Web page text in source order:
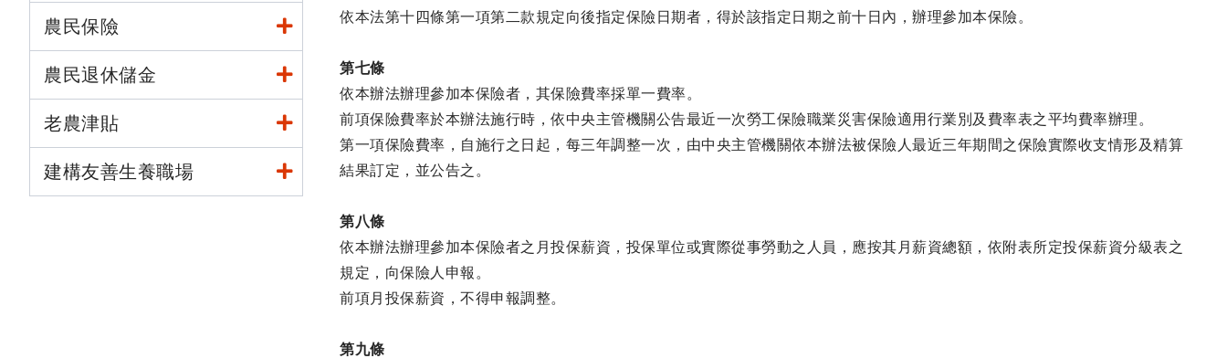
農民保險
農民退休儲金
老農津貼
建構友善生養職場
依本法第十四條第一項第二款規定向後指定保險日期者，得於該指定日期之前十日內，辦理參加本保險。
第七條
依本辦法辦理參加本保險者，其保險費率採單一費率。
前項保險費率於本辦法施行時，依中央主管機關公告最近一次勞工保險職業災害保險適用行業別及費率表之平均費率辦理。
第一項保險費率，自施行之日起，每三年調整一次，由中央主管機關依本辦法被保險人最近三年期間之保險實際收支情形及精算
結果訂定，並公告之。
第八條
依本辦法辦理參加本保險者之月投保薪資，投保單位或實際從事勞動之人員，應按其月薪資總額，依附表所定投保薪資分級表之
規定，向保險人申報。
前項月投保薪資，不得申報調整。
第九條